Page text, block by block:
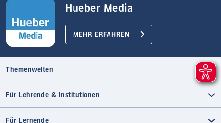
Hueber Media
MEHR ERFAHREN
Themenwelten
Für Lehrende & Institutionen
Für Lernende